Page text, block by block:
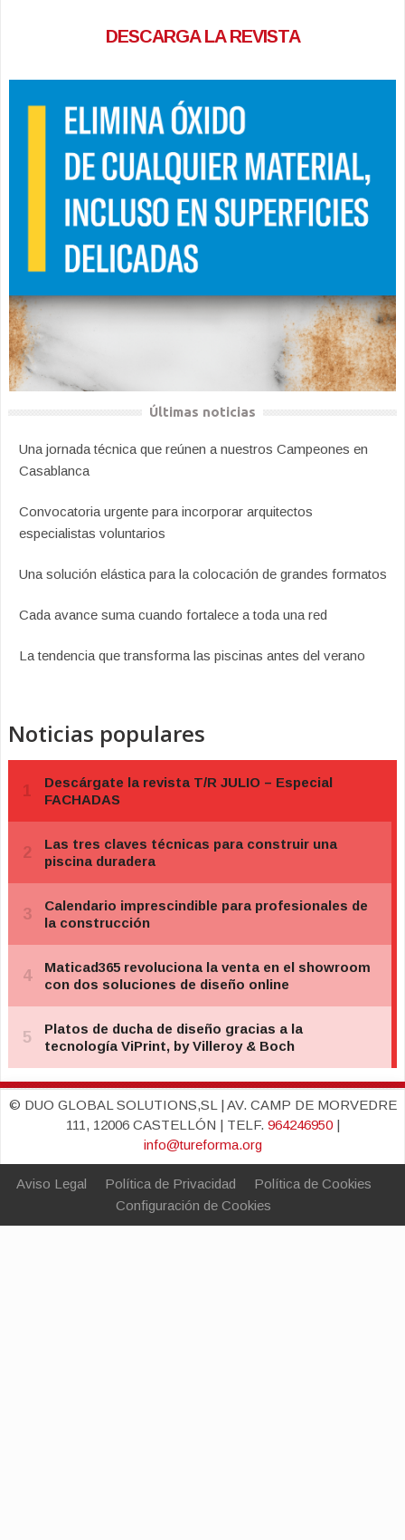
DESCARGA LA REVISTA
Últimas noticias
Una jornada técnica que reúnen a nuestros Campeones en
Casablanca
Convocatoria urgente para incorporar arquitectos
especialistas voluntarios
Una solución elástica para la colocación de grandes formatos
Cada avance suma cuando fortalece a toda una red
La tendencia que transforma las piscinas antes del verano
Noticias populares
© DUO GLOBAL SOLUTIONS,SL | AV. CAMP DE MORVEDRE
111, 12006 CASTELLÓN | TELF. 964246950|
info@tureforma.org
Aviso Legal Política de Privacidad
Política de Cookies
Configuración de Cookies